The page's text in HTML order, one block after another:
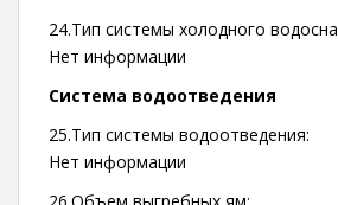
24.Тип системы холодного
Нет информации
Система водоотведения
25.Тип системы водоотведения:
Нет информации